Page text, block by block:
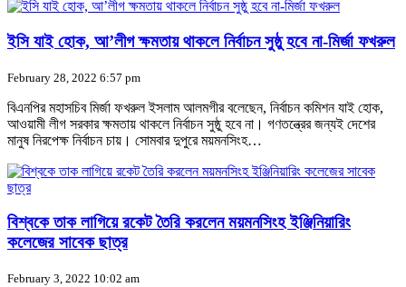
ইসি যাই হোক, আ’লীগ ক্ষমতায় থাকলে নির্বাচন সুষ্ঠু হবে না-মির্জা ফখরুল
February 28, 2022 6:57 pm
বিএনপির মহাসচিব মির্জা ফখরুল ইসলাম আলমগীর বলেছেন, নির্বাচন কমিশন যাই হোক,
আওয়ামী লীগ সরকার ক্ষমতায় থাকলে নির্বাচন সুষ্ঠু হবে না। গণতন্ত্রের জন্যই দেশের
মানুষ নিরপেক্ষ নির্বাচন চায়। সোমবার দুপুরে ময়মনসিংহ…
বিশ্বকে তাক লাগিয়ে রকেট তৈরি করলেন ময়মনসিংহ ইঞ্জিনিয়ারিং
কলেজের সাবেক ছাত্র
February 3, 2022 10:02 am